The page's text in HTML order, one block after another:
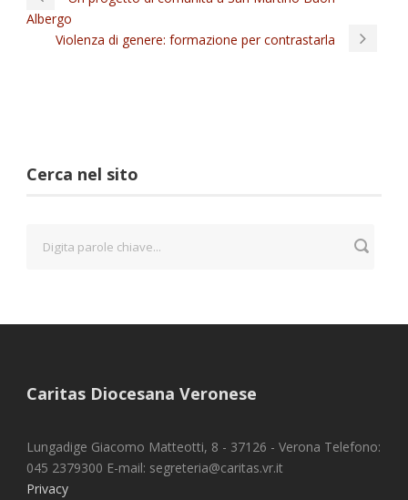
Albergo
Violenza di genere: formazione per contrastarla
Cerca nel sito
Caritas Diocesana Veronese
Lungadige Giacomo Matteotti, 8 - 37126 - Verona Telefono:
045 2379300 E-mail: segreteria@caritas.vr.it
Privacy